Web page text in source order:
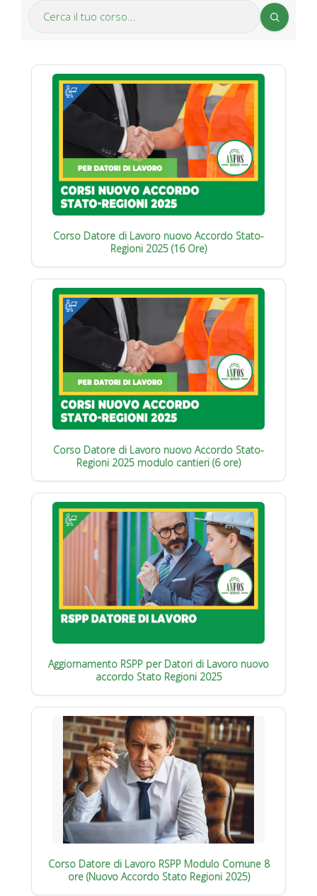
Corso Datore di Lavoro nuovo Accordo Stato-
Regioni 2025 (16 Ore)
Corso Datore di Lavoro nuovo Accordo Stato-
Regioni 2025 modulo cantieri (6 ore)
Aggiornamento RSPP per Datori di Lavoro nuovo
accordo Stato Regioni 2025
Corso Datore di Lavoro RSPP Modulo Comune 8
ore (Nuovo Accordo Stato Regioni 2025)